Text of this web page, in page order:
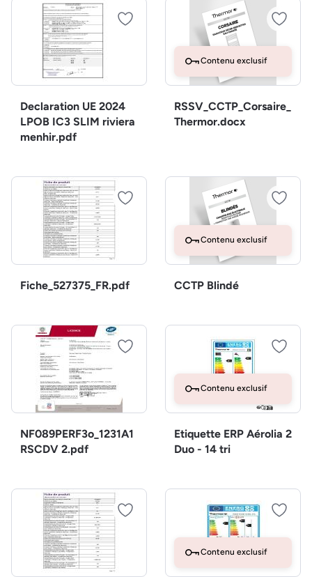
Declaration UE 2024
LPOB IC3 SLIM riviera
menhir.pdf
Contenu exclusif
RSSV_CCTP_Corsaire_
Thermor.docx
Fiche_527375_FR.pdf
Contenu exclusif
CCTP Blindé
NF089PERF3o_1231A1
RSCDV 2.pdf
Contenu exclusif
Etiquette ERP Aérolia 2
Duo - 14 tri
Contenu exclusif